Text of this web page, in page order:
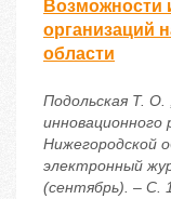
Возможности
организаций
области
Подольская Т.
инновационного
Нижегородской
электронный
(сентябрь). – С.